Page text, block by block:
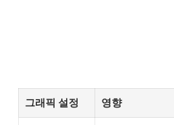
그래픽 설정 영향